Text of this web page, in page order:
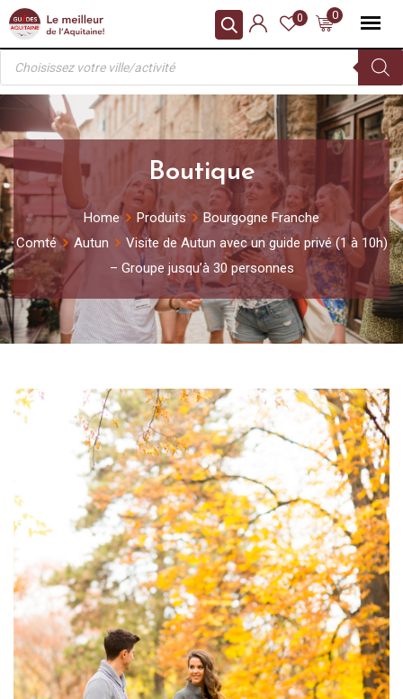
Skip
content
0
0
Recherche
produits
Boutique
Home Produits
Bourgogne Franche
Comté
Autun
Visite de Autun avec un guide privé (1 à 10h)
– Groupe jusqu’à 30 personnes